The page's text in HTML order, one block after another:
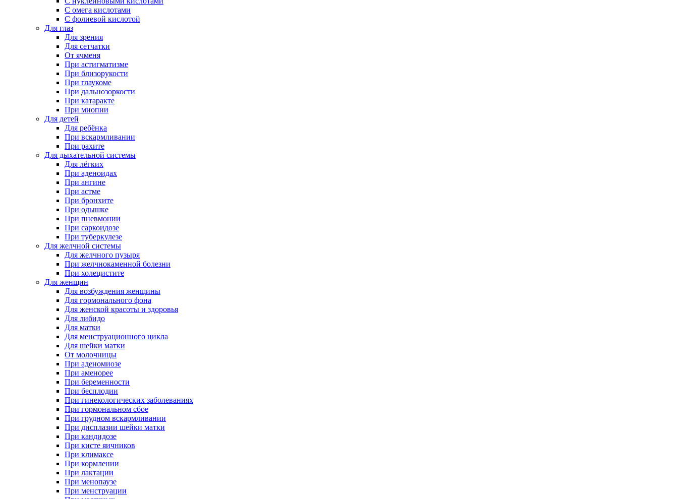
С омега кислотами
С фолиевой кислотой
Для глаз
Для зрения
Для сетчатки
От ячменя
При астигматизме
При близорукости
При глаукоме
При дальнозоркости
При катаракте
При миопии
Для детей
Для ребёнка
При вскармливании
При рахите
Для дыхательной системы
Для лёгких
При аденоидах
При ангине
При астме
При бронхите
При одышке
При пневмонии
При саркоидозе
При туберкулезе
Для желчной системы
Для желчного пузыря
При желчнокаменной болезни
При холецистите
Для женщин
Для возбуждения женщины
Для гормонального фона
Для женской красоты и здоровья
Для либидо
Для матки
Для менструационного цикла
Для шейки матки
От молочницы
При аденомиозе
При аменорее
При беременности
При бесплодии
При гинекологических заболеваниях
При гормональном сбое
При грудном вскармливании
При дисплазии шейки матки
При кандидозе
При кисте яичников
При климаксе
При кормлении
При лактации
При менопаузе
При менструации